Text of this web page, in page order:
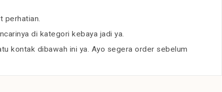
perhatian.
di kategori kebaya jadi ya.
kontak dibawah ini ya. Ayo segera order sebelum